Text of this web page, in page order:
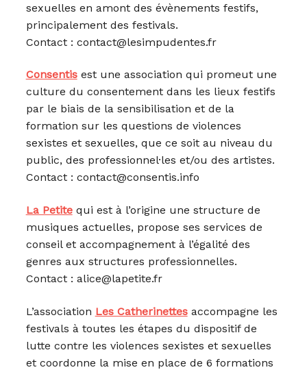
sexuelles en amont des évènements festifs,
principalement des festivals.
Contact : contact@lesimpudentes.fr
Consentisest une association qui promeut une
culture du consentement dans les lieux festifs
par le biais de la sensibilisation et de la
formation sur les questions de violences
sexistes et sexuelles, que ce soit au niveau du
public, des professionnel·les et/ou des artistes.
Contact : contact@consentis.info
La Petitequi est à l’origine une structure de
musiques actuelles, propose ses services de
conseil et accompagnement à l’égalité des
genres aux structures professionnelles.
Contact : alice@lapetite.fr
L’association Les Catherinettesaccompagne les
festivals à toutes les étapes du dispositif de
lutte contre les violences sexistes et sexuelles
et coordonne la mise en place de 6 formations